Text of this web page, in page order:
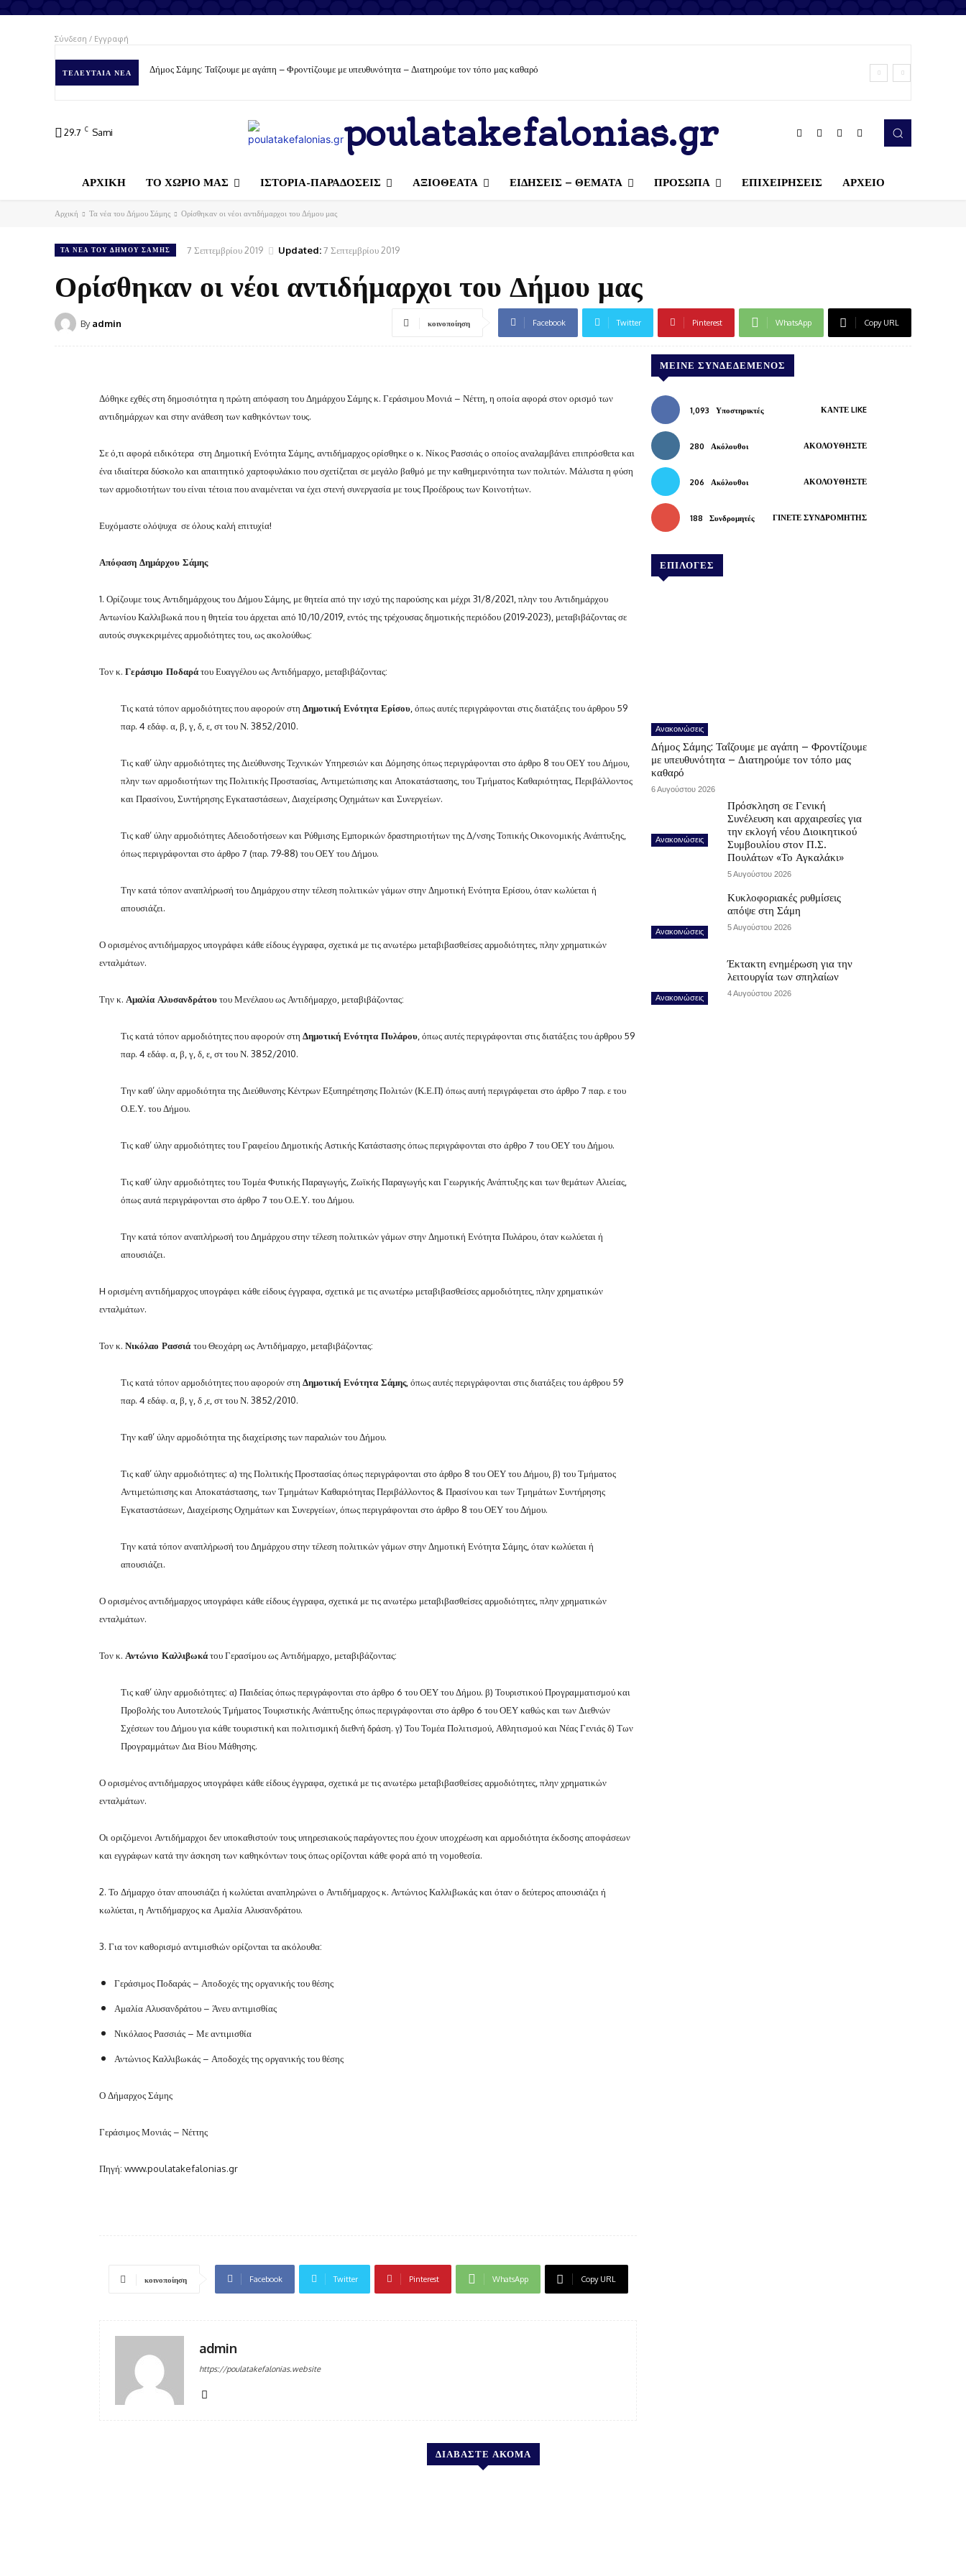
Σύνδεση / Εγγραφή
ΤΕΛΕΥΤΑΊΑ ΝΈΑ Δήμος Σάμης: Ταΐζουμε με αγάπη – Φροντίζουμε με υπευθυνότητα – Διατηρούμε τον τόπο μας καθαρό
29.7 C Sami poulatakefalonias.gr
ΑΡΧΙΚΗ ΤΟ ΧΩΡΙΟ ΜΑΣ ΙΣΤΟΡΙΑ-ΠΑΡΑΔΟΣΕΙΣ ΑΞΙΟΘΕΑΤΑ ΕΙΔΗΣΕΙΣ – ΘΕΜΑΤΑ ΠΡΟΣΩΠΑ ΕΠΙΧΕΙΡΗΣΕΙΣ ΑΡΧΕΙΟ
Αρχική Τα νέα του Δήμου Σάμης Ορίσθηκαν οι νέοι αντιδήμαρχοι του Δήμου μας
ΤΑ ΝΈΑ ΤΟΥ ΔΉΜΟΥ ΣΆΜΗΣ 7 Σεπτεμβρίου 2019 Updated:7 Σεπτεμβρίου 2019
Ορίσθηκαν οι νέοι αντιδήμαρχοι του Δήμου μας
By admin κοινοποίηση Facebook Twitter Pinterest WhatsApp Copy URL
Δόθηκε εχθές στη δημοσιότητα η πρώτη απόφαση του Δημάρχου Σάμης κ. Γεράσιμου Μονιά – Νέττη, η οποία αφορά στον ορισμό των
αντιδημάρχων και στην ανάθεση των καθηκόντων τους.
Σε ό,τι αφορά ειδικότερα στη Δημοτική Ενότητα Σάμης, αντιδήμαρχος ορίσθηκε ο κ. Νίκος Ρασσιάς ο οποίος αναλαμβάνει επιπρόσθετα και
ένα ιδιαίτερα δύσκολο και απαιτητικό χαρτοφυλάκιο που σχετίζεται σε μεγάλο βαθμό με την καθημερινότητα των πολιτών. Μάλιστα η φύση
των αρμοδιοτήτων του είναι τέτοια που αναμένεται να έχει στενή συνεργασία με τους Προέδρους των Κοινοτήτων.
Ευχόμαστε ολόψυχα σε όλους καλή επιτυχία!
Απόφαση Δημάρχου Σάμης
1. Ορίζουμε τους Αντιδημάρχους του Δήμου Σάμης, με θητεία από την ισχύ της παρούσης και μέχρι 31/8/2021, πλην του Αντιδημάρχου
Αντωνίου Καλλιβωκά που η θητεία του άρχεται από 10/10/2019, εντός της τρέχουσας δημοτικής περιόδου (2019-2023), μεταβιβάζοντας σε
αυτούς συγκεκριμένες αρμοδιότητες του, ως ακολούθως:
Τον κ. Γεράσιμο Ποδαράτου Ευαγγέλου ως Αντιδήμαρχο, μεταβιβάζοντας:
Τις κατά τόπον αρμοδιότητες που αφορούν στη Δημοτική Ενότητα Ερίσου , όπως αυτές περιγράφονται στις διατάξεις του άρθρου 59
παρ. 4 εδάφ. α, β, γ, δ, ε, στ του Ν. 3852/2010.
Τις καθ’ ύλην αρμοδιότητες της Διεύθυνσης Τεχνικών Υπηρεσιών και Δόμησης όπως περιγράφονται στο άρθρο 8 του ΟΕΥ του Δήμου,
πλην των αρμοδιοτήτων της Πολιτικής Προστασίας, Αντιμετώπισης και Αποκατάστασης, του Τμήματος Καθαριότητας, Περιβάλλοντος
και Πρασίνου, Συντήρησης Εγκαταστάσεων, Διαχείρισης Οχημάτων και Συνεργείων.
Τις καθ’ ύλην αρμοδιότητες Αδειοδοτήσεων και Ρύθμισης Εµπορικών δραστηριοτήτων της Δ/νσης Τοπικής Οικονομικής Ανάπτυξης,
όπως περιγράφονται στο άρθρο 7 (παρ. 79-88) του ΟΕΥ του Δήµου.
Την κατά τόπον αναπλήρωσή του Δημάρχου στην τέλεση πολιτικών γάμων στην Δημοτική Ενότητα Ερίσου, όταν κωλύεται ή
απουσιάζει.
Ο ορισμένος αντιδήμαρχος υπογράφει κάθε είδους έγγραφα, σχετικά με τις ανωτέρω μεταβιβασθείσες αρμοδιότητες, πλην χρηματικών
ενταλμάτων.
Την κ. Αμαλία Αλυσανδράτουτου Μενέλαου ως Αντιδήμαρχο, μεταβιβάζοντας:
Τις κατά τόπον αρμοδιότητες που αφορούν στη Δημοτική Ενότητα Πυλάρου , όπως αυτές περιγράφονται στις διατάξεις του άρθρου 59
παρ. 4 εδάφ. α, β, γ, δ, ε, στ του Ν. 3852/2010.
Την καθ’ ύλην αρμοδιότητα της Διεύθυνσης Κέντρων Εξυπηρέτησης Πολιτών (Κ.Ε.Π) όπως αυτή περιγράφεται στο άρθρο 7 παρ. ε του
Ο.Ε.Υ. του Δήμου.
Τις καθ’ ύλην αρμοδιότητες του Γραφείου Δημοτικής Αστικής Κατάστασης όπως περιγράφονται στο άρθρο 7 του ΟΕΥ του Δήμου.
Τις καθ’ ύλην αρμοδιότητες του Τομέα Φυτικής Παραγωγής, Ζωϊκής Παραγωγής και Γεωργικής Ανάπτυξης και των θεμάτων Αλιείας,
όπως αυτά περιγράφονται στο άρθρο 7 του Ο.Ε.Υ. του Δήμου.
Την κατά τόπον αναπλήρωσή του Δημάρχου στην τέλεση πολιτικών γάμων στην Δημοτική Ενότητα Πυλάρου, όταν κωλύεται ή
απουσιάζει.
H ορισμένη αντιδήμαρχος υπογράφει κάθε είδους έγγραφα, σχετικά με τις ανωτέρω μεταβιβασθείσες αρμοδιότητες, πλην χρηματικών
ενταλμάτων.
Τον κ. Νικόλαο Ρασσιά του Θεοχάρη ως Αντιδήμαρχο, μεταβιβάζοντας:
Τις κατά τόπον αρμοδιότητες που αφορούν στη Δηµοτική Ενότητα Σάμης, όπως αυτές περιγράφονται στις διατάξεις του άρθρου 59
παρ. 4 εδάφ. α, β, γ, δ ,ε, στ του Ν. 3852/2010.
Την καθ’ ύλην αρμοδιότητα της διαχείρισης των παραλιών του Δήμου.
Τις καθ’ ύλην αρμοδιότητες: α) της Πολιτικής Προστασίας όπως περιγράφονται στο άρθρο 8 του ΟΕΥ του Δήμου, β) του Τμήματος
Αντιμετώπισης και Αποκατάστασης, των Τμημάτων Καθαριότητας Περιβάλλοντος & Πρασίνου και των Τμημάτων Συντήρησης
Εγκαταστάσεων, Διαχείρισης Οχημάτων και Συνεργείων, όπως περιγράφονται στο άρθρο 8 του ΟΕΥ του Δήμου.
Την κατά τόπον αναπλήρωσή του Δημάρχου στην τέλεση πολιτικών γάμων στην Δημοτική Ενότητα Σάμης, όταν κωλύεται ή
απουσιάζει.
Ο ορισμένος αντιδήμαρχος υπογράφει κάθε είδους έγγραφα, σχετικά με τις ανωτέρω μεταβιβασθείσες αρμοδιότητες, πλην χρηματικών
ενταλμάτων.
Τον κ. Αντώνιο Καλλιβωκάτου Γερασίμου ως Αντιδήμαρχο, μεταβιβάζοντας:
Τις καθ’ ύλην αρμοδιότητες: α) Παιδείας όπως περιγράφονται στο άρθρο 6 του ΟΕΥ του Δήμου. β) Τουριστικού Προγραμματισμού και
Προβολής του Αυτοτελούς Τμήματος Τουριστικής Ανάπτυξης όπως περιγράφονται στο άρθρο 6 του ΟΕΥ καθώς και των Διεθνών
Σχέσεων του Δήμου για κάθε τουριστική και πολιτισμική διεθνή δράση. γ) Του Τομέα Πολιτισμού, Αθλητισμού και Νέας Γενιάς δ) Των
Προγραμμάτων Δια Βίου Μάθησης.
Ο ορισμένος αντιδήμαρχος υπογράφει κάθε είδους έγγραφα, σχετικά με τις ανωτέρω μεταβιβασθείσες αρμοδιότητες, πλην χρηματικών
ενταλμάτων.
Οι οριζόμενοι Αντιδήμαρχοι δεν υποκαθιστούν τους υπηρεσιακούς παράγοντες που έχουν υποχρέωση και αρμοδιότητα έκδοσης αποφάσεων
και εγγράφων κατά την άσκηση των καθηκόντων τους όπως ορίζονται κάθε φορά από τη νομοθεσία.
2. Το Δήμαρχο όταν απουσιάζει ή κωλύεται αναπληρώνει ο Αντιδήμαρχος κ. Αντώνιος Καλλιβωκάς και όταν ο δεύτερος απουσιάζει ή
κωλύεται, η Αντιδήμαρχος κα Αμαλία Αλυσανδράτου.
3. Για τον καθορισμό αντιμισθιών ορίζονται τα ακόλουθα:
Γεράσιμος Ποδαράς – Αποδοχές της οργανικής του θέσης
Αμαλία Αλυσανδράτου – Άνευ αντιμισθίας
Νικόλαος Ρασσιάς – Με αντιμισθία
Αντώνιος Καλλιβωκάς – Αποδοχές της οργανικής του θέσης
Ο Δήμαρχος Σάμης
Γεράσιμος Μονιάς – Νέττης
Πηγή: www.poulatakefalonias.gr
κοινοποίηση Facebook Twitter Pinterest WhatsApp Copy URL
admin
https://poulatakefalonias.website
ΜΕΊΝΕ ΣΥΝΔΕΔΕΜΈΝΟΣ
1,093 Υποστηρικτές ΚΆΝΤΕ LIKE
280 Ακόλουθοι ΑΚΟΛΟΥΘΉΣΤΕ
206 Ακόλουθοι ΑΚΟΛΟΥΘΉΣΤΕ
188 Συνδρομητές ΓΊΝΕΤΕ ΣΥΝΔΡΟΜΗΤΉΣ
ΕΠΙΛΟΓΕΣ
Ανακοινώσεις
Δήμος Σάμης: Ταΐζουμε με αγάπη – Φροντίζουμε
με υπευθυνότητα – Διατηρούμε τον τόπο μας
καθαρό
6 Αυγούστου 2026
Ανακοινώσεις
Πρόσκληση σε Γενική
Συνέλευση και αρχαιρεσίες για
την εκλογή νέου Διοικητικού
Συμβουλίου στον Π.Σ.
Πουλάτων «Το Αγκαλάκι»
5 Αυγούστου 2026
Ανακοινώσεις
Κυκλοφοριακές ρυθμίσεις
απόψε στη Σάμη
5 Αυγούστου 2026
Ανακοινώσεις
Έκτακτη ενημέρωση για την
λειτουργία των σπηλαίων
4 Αυγούστου 2026
ΔΙΑΒΑΣΤΕ ΑΚΟΜΑ